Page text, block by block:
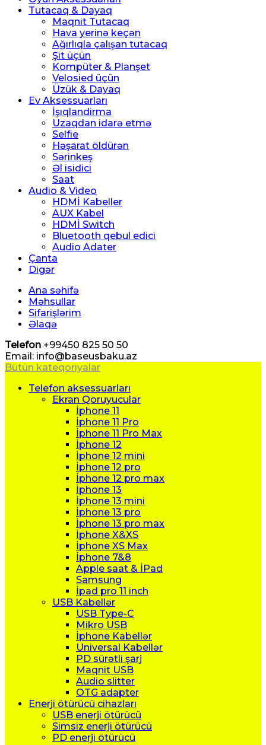
Tutacaq & Dayaq
Maqnit Tutacaq
Hava yerinə keçən
Ağırlıqla çalışan tutacaq
Şit üçün
Kompüter & Planşet
Velosied üçün
Üzük & Dayaq
Ev Aksessuarları
İşıqlandirma
Uzaqdan idarə etmə
Selfie
Həşarat öldürən
Sərinkeş
Əl isidici
Saat
Audio & Video
HDMİ Kabeller
AUX Kabel
HDMİ Switch
Bluetooth qebul edici
Audio Adater
Çanta
Digər
Ana səhifə
Məhsullar
Sifarişlərim
Əlaqə
Telefon +99450 825 50 50
Email: info@baseusbaku.az
Bütün kateqoriyalar
Telefon aksessuarları
Ekran Qoruyucular
İphone 11
İphone 11 Pro
İphone 11 Pro Max
İphone 12
İphone 12 mini
İphone 12 pro
İphone 12 pro max
İphone 13
İphone 13 mini
İphone 13 pro
İphone 13 pro max
İphone X&XS
İphone XS Max
İphone 7&8
Apple saat & İPad
Samsung
İpad pro 11 inch
USB Kabellər
USB Type-C
Mikro USB
İphone Kabellər
Universal Kabellər
PD sürətli şarj
Maqnit USB
Audio slitter
OTG adapter
Enerji ötürücü cihazları
USB enerji ötürücü
Simsiz enerji ötürücü
PD enerji ötürücü